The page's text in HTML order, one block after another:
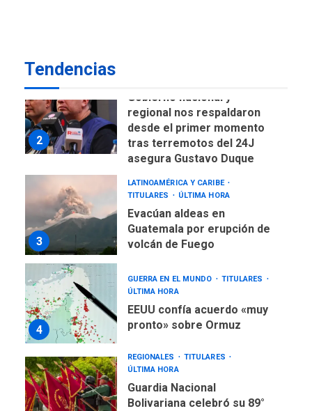
Tendencias
2
Gobierno nacional y
regional nos respaldaron
desde el primer momento
tras terremotos del 24J
asegura Gustavo Duque
3
LATINOAMÉRICA Y CARIBE
TITULARES
ÚLTIMA HORA
Evacúan aldeas en
Guatemala por erupción de
volcán de Fuego
4
GUERRA EN EL MUNDO
TITULARES
ÚLTIMA HORA
EEUU confía acuerdo «muy
pronto» sobre Ormuz
REGIONALES
TITULARES
ÚLTIMA HORA
Guardia Nacional
Bolivariana celebró su 89°